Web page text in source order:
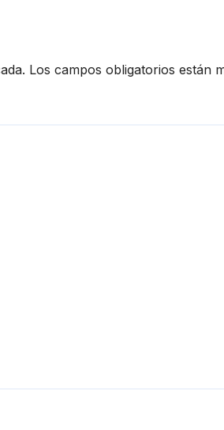
Los campos obligatorios están